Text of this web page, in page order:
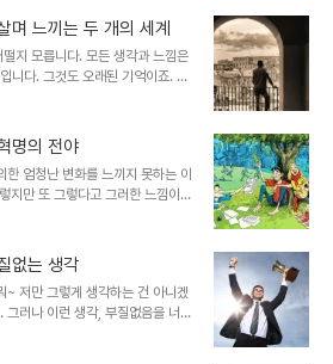
비교하는 "10의 제곱 수(Powers
한 내용을 소개했던 적이 있습니
건 이게 정말인지 알 수 없음에도
를 통해 사실로 받아들이게 된다
하는 보이지 않는 전제가 되었을
며 느끼는 두 개의 세계
지 모릅니다. 모든 생각과 느낌은
니다. 그것도 오래된 기억이죠. 그
것이라고 생각하는 건 아닙니다.
공간에 따라 서로 다른 환경을 경
대해 먼저 이렇게 말을 꺼내면 느
을 잠시 떠나 조금 멀리 떨어진
적응하고 사람들과의 관계도 만
의 내 모습 또는 그 속에서 있었
아..
명의 전야
엄청난 변화를 느끼지 못하는 이
지만 또 그렇다고 그러한 느낌이
별하지 못하는) 기성세대들의 과
에서는 폭풍 전야의 고요함 같다
상상 속의 전유물처럼 생각했던
못 했던 것들이 하나 둘 현실로 등
도 그것이 일상이 되어선지 그야
닌 듯 보인다는 겁니다. 생각할수
없는 생각
~ 저만 그렇게 생각하는 건 아니겠
러나 이런 생각, 부질없음을 너무
입니다.또 한편으로 이렇게 생각하